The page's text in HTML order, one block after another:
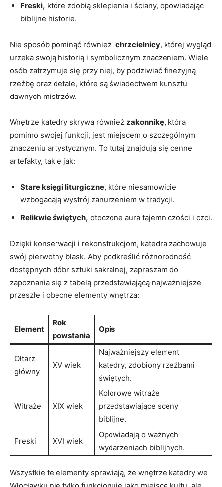
Freski, ⁣które zdobią ⁢sklepienia i ‌ściany,‍ opowiadając
biblijne historie.
Nie ​sposób ⁣pominąć również ​ chrzcielnicy, której ⁢wygląd
urzeka swoją historią i ‌symbolicznym znaczeniem.⁣ Wiele
osób zatrzymuje⁣ się przy niej, by podziwiać finezyjną
rzeźbę ⁣oraz detale, ⁣które są świadectwem kunsztu
‍dawnych‌ mistrzów.
Wnętrze katedry skrywa również zakonnikę, która
pomimo ​swojej ​funkcji, jest miejscem o‍ szczególnym
znaczeniu ⁣artystycznym. To tutaj znajdują się cenne
artefakty,​ takie jak:
Stare księgi liturgiczne, które⁤ niesamowicie
wzbogacają wystrój zanurzeniem w‌ tradycji.
Relikwie świętych, otoczone aura ⁢tajemniczości i czci.
Dzięki ⁤konserwacji i ‌rekonstrukcjom, ‌katedra ‍zachowuje
swój‌ pierwotny blask. Aby‍ podkreślić⁢ różnorodność
dostępnych dóbr sztuki sakralnej,‌ zapraszam do ​
zapoznania ‌się z tabelą ​przedstawiającą najważniejsze
przeszłe‌ i obecne elementy wnętrza:
Element
Rok
powstania
Opis
Ołtarz
główny
XV⁣ wiek
Najważniejszy element
katedry, zdobiony⁣ rzeźbami
świętych.
Witraże XIX wiek
Kolorowe witraże
⁢przedstawiające sceny‍
biblijne.
Freski XVI wiek
Opowiadają o ważnych
‌wydarzeniach biblijnych.
Wszystkie te elementy sprawiają, że wnętrze katedry‌ we